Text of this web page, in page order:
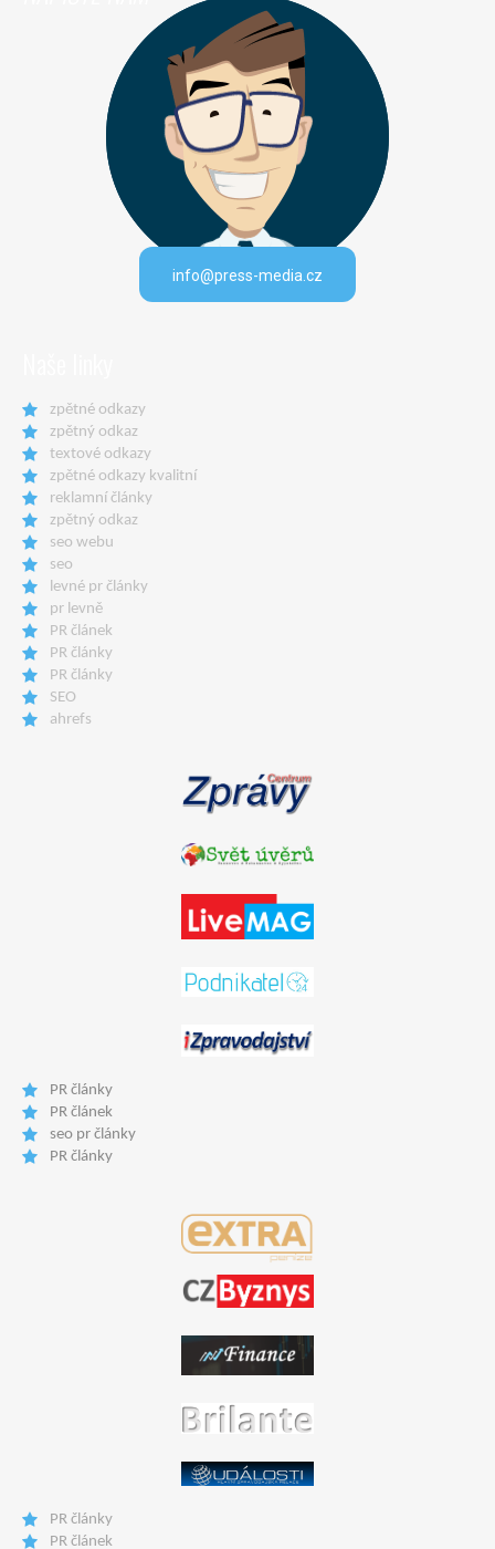
info@press-media.cz
zpětné odkazy
zpětný odkaz
textové odkazy
zpětné odkazy kvalitní
reklamní články
zpětný odkaz
seo webu
seo
levné pr články
pr levně
PR článek
PR články
PR články
SEO
ahrefs
PR články
PR článek
seo pr články
PR články
PR články
PR článek